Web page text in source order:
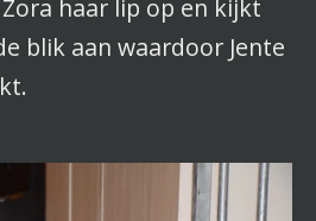
haar lip op en kijkt
blik aan waardoor Jente